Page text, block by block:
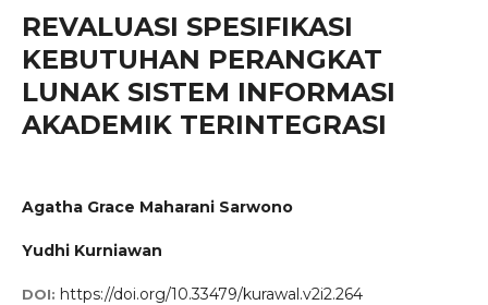
REVALUASI SPESIFIKASI
KEBUTUHAN PERANGKAT
LUNAK SISTEM INFORMASI
AKADEMIK TERINTEGRASI
Agatha Grace Maharani Sarwono
Yudhi Kurniawan
DOI: https://doi.org/10.33479/kurawal.v2i2.264